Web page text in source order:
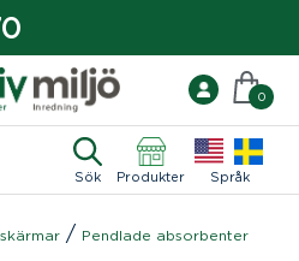
Sök Produkter Språk
0
/ Pendlade absorbenter